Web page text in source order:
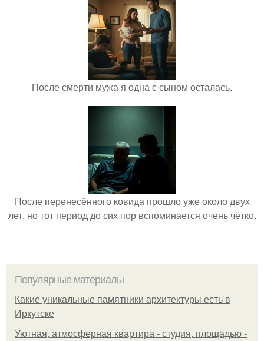
После смерти мужа я одна с сыном осталась.
После перенесённого ковида прошло уже около двух
лет, но тот период до сих пор вспоминается очень чётко.
Популярные материалы
Какие уникальные памятники архитектуры есть в
Иркутске
Уютная, атмосферная квартира - студия, площадью -